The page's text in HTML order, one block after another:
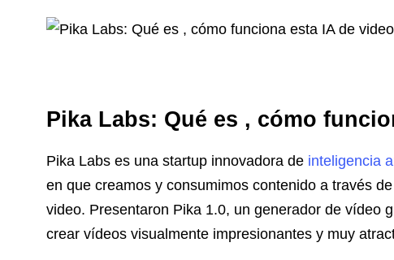
Pika Labs: Qué es , cómo
Pika Labs es una startup innovadora de inteligencia
en que creamos y consumimos contenido a través
video. Presentaron Pika 1.0, un generador de vídeo
crear vídeos visualmente impresionantes y muy